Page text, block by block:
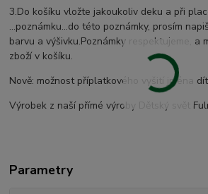
3.Do košíku vložte jakoukoliv deku a při
...poznámku...do této poznámky, prosím
barvu a výšivku.Poznámky respektujeme, a
zboží v košíku.
Nově: možnost příplatkového vyšití jména
Výrobek z naší přímé výroby Dětský svět
Parametry